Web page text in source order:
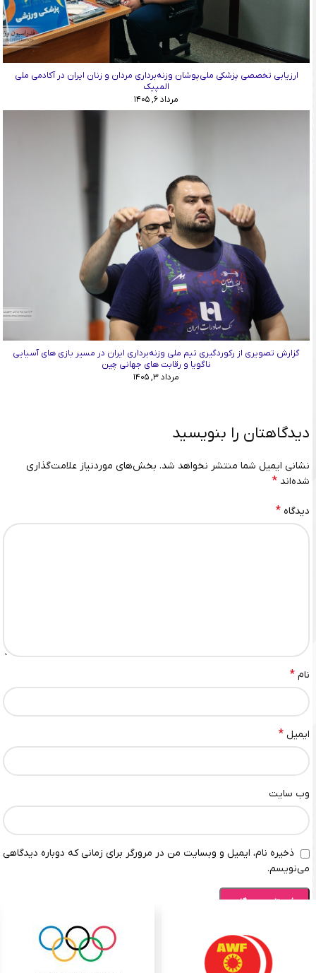
ارزیابی تخصصی پزشکی ملی‌پوشان وزنه‌برداری مردان و زنان ایران در آکادمی ملی
المپیک
مرداد ۶, ۱۴۰۵
گزارش تصویری از رکوردگیری تیم ملی وزنه‌برداری ایران در مسیر بازی های آسیایی
ناگویا و رقابت های جهانی چین
مرداد ۳, ۱۴۰۵
دیدگاهتان را بنویسید
نشانی ایمیل شما منتشر نخواهد شد. بخش‌های موردنیاز علامت‌گذاری
شده‌اند *
دیدگاه *
نام *
ایمیل *
وب‌ سایت
ذخیره نام، ایمیل و وبسایت من در مرورگر برای زمانی که دوباره دیدگاهی
می‌نویسم.